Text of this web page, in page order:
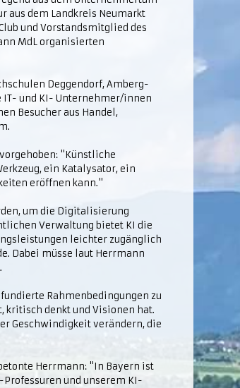
aus dem Landkreis Neumarkt
und Vorstandsmitglied des
MdL organisierten
Deggendorf, Amberg-
IT- und KI- Unternehmer/innen
Besucher aus Handel,
"Künstliche
ein Katalysator, ein
eröffnen kann."
um die Digitalisierung
Verwaltung bietet KI die
leichter zugänglich
Dabei müsse laut Herrmann
Rahmenbedingungen zu
kritisch denkt und Visionen hat.
Geschwindigkeit verändern, die
Herrmann: "In Bayern ist
und unserem KI-